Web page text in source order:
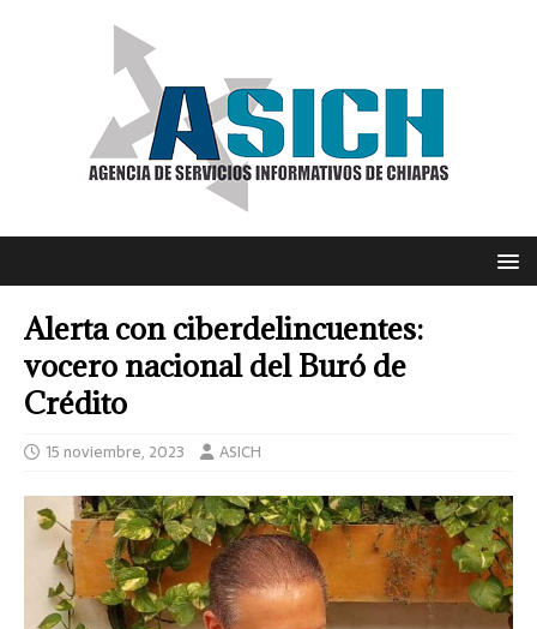
Alerta con ciberdelincuentes:
vocero nacional del Buró de
Crédito
15 noviembre, 2023 ASICH